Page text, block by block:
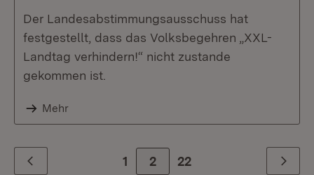
Der Landesabstimmungsausschuss hat
festgestellt, dass das Volksbegehren „XXL-
Landtag verhindern!“ nicht zustande
gekommen ist.
Mehr
Zurück 1 2 Zur letzte Seite
22 Weiter